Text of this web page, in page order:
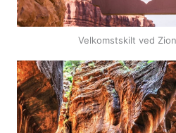
Velkomstskilt ved